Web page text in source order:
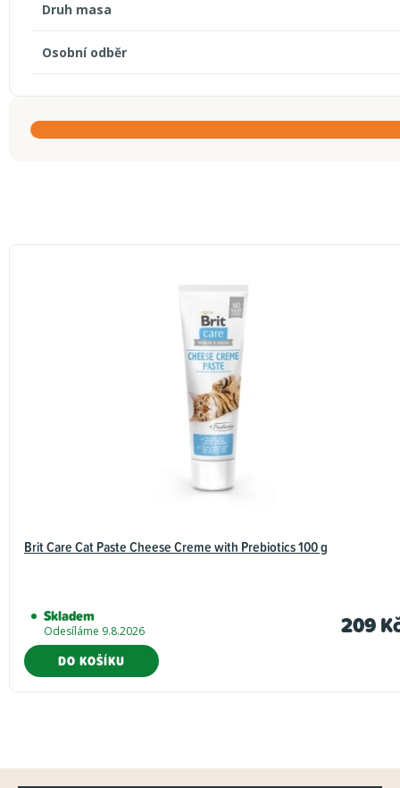
Druh masa
Osobní odběr
Brit Care Cat Paste Cheese Creme with Prebiotics 100 g
Skladem
Odesíláme 9.8.2026 209
DO KOŠÍKU